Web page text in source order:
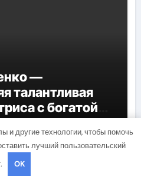
—
талантливая
с богатой
и другие технологии, чтобы помочь
лучший пользовательский
OK